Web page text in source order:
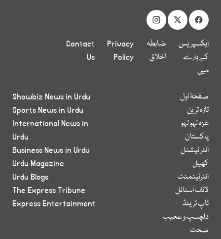
ایکسپریس
کے بارے
میں
ضابطہ
اخلاق
Privacy
Policy
Contact
Us
صفحۂ اول
تازہ ترین
غزہ لہو لہو
پاکستان
انٹر نیشنل
کھیل
انٹرٹینمنٹ
لائف اسٹائل
ٹاپ ٹرینڈ
دلچسپ و عجیب
صحت
Showbiz News in Urdu
Sports News in Urdu
International News in
Urdu
Business News in Urdu
Urdu Magazine
Urdu Blogs
The Express Tribune
Express Entertainment